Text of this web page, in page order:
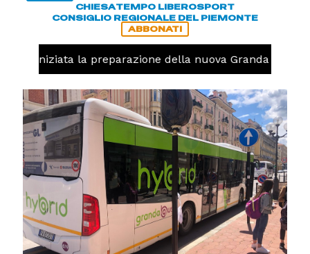
CHIESATEMPO LIBEROSPORT
CONSIGLIO REGIONALE DEL PIEMONTE
ABBONATI
iniziata la preparazione della nuova Granda Volley